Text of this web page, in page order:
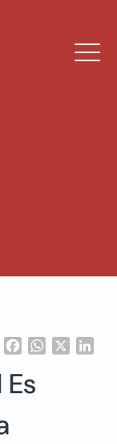
FacebookWhatsApp